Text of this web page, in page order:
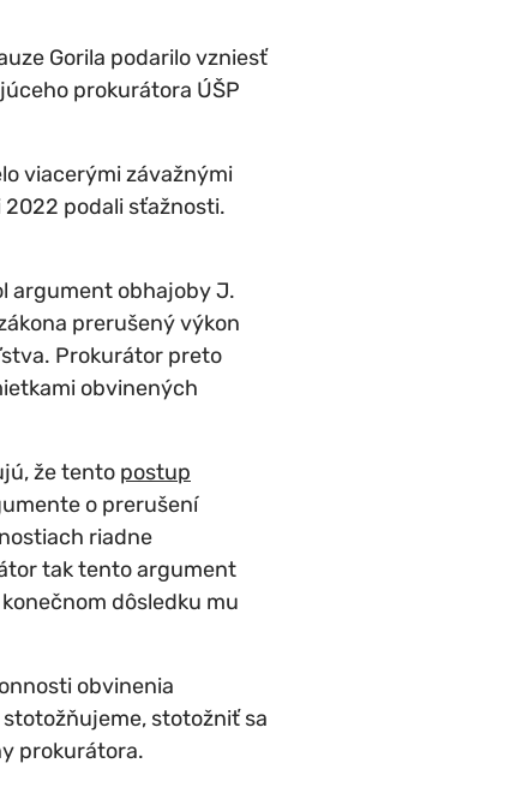
Gorila podarilo vzniesť
prokurátora ÚŠP
viacerými závažnými
podali sťažnosti.
argument obhajoby J.
prerušený výkon
Prokurátor preto
obvinených
že tento postup
o prerušení
riadne
tak tento argument
dôsledku mu
obvinenia
stotožňujeme, stotožniť sa
prokurátora.